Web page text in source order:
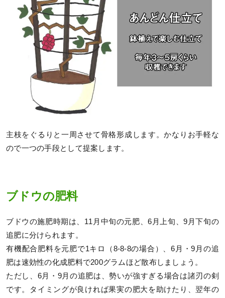
主枝をぐるりと一周させて骨格形成します。かなりお手軽な
ので一つの手段として提案します。
ブドウの肥料
ブドウの施肥時期は、11月中旬の元肥、6月上旬、9月下旬の
追肥に分けられます。
有機配合肥料を元肥で1キロ（8-8-8の場合）、6月・9月の追
肥は速効性の化成肥料で200グラムほど散布しましょう。
ただし、6月・9月の追肥は、勢いが強すぎる場合は諸刃の剣
です。タイミングが良ければ果実の肥大を助けたり、翌年の